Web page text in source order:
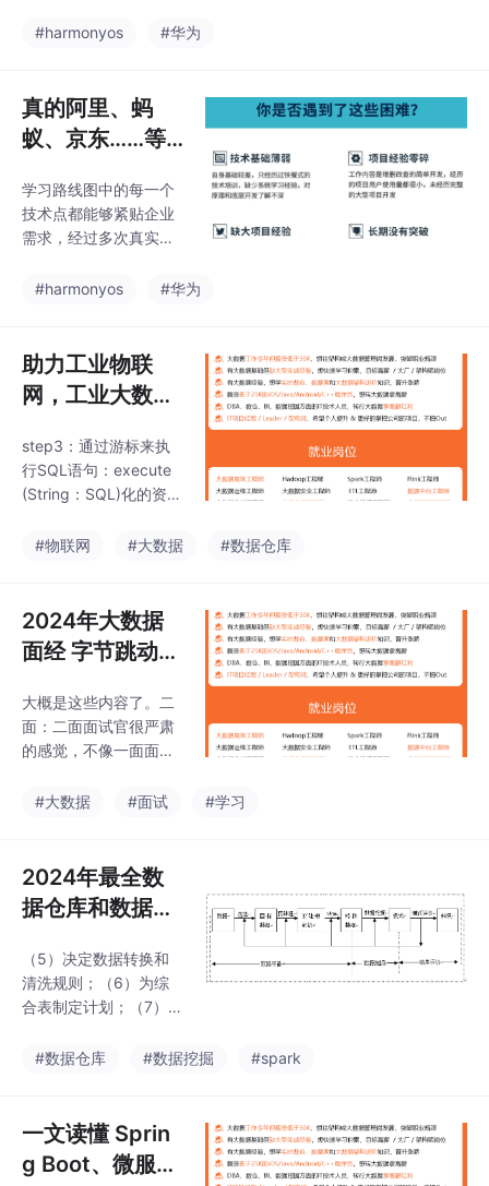
真心话
会自动检测正确的图像
项时，可将给createPix
elMap传入的Decoding
Options 设置为null。最
的去学习提升鸿蒙 (Har
mony OS) 开发技术，
小编连夜整理了一份30
完成时需要传入isFinal
#harmonyos #华为
真的阿里、蚂
蚁、京东……等
招聘鸿蒙开发
了，薪资基本都
学习路线图中的每一个
技术点都能够紧贴企业
需求，经过多次真实实
一个项目，都是码牛课
注重对学生的细致教
学，每一步都确保学生
能够真正理解和掌握。
鸿蒙内核开发的应用，
比如一次开发多端部
署、自由流转、元服
方位的学习内容让学生
解并应用鸿蒙的核心技
术和理念。不过，从招
#harmonyos #华为
助力工业物联
网，工业大数据
WS层构建【十
二】_工业数据
step3：通过游标来执
行SQL语句：execute
(String：SQL)化的资料
取：vip204888 （备注
的连接？step1： 先构
建服务端的远程连接。s
tep2：基于这个连接构
务将业务划分主题域及
主题。：明确每个业务
主题对应的维度关系。
信息？：明确所有原生
#物联网 #大数据 #数据仓库
2024年大数据
面经 字节跳动
大数据开发面经
(2)，view事件
大概是这些内容了。二
面：二面面试官很严肃
的感觉，不像一面面试
就聊下项目项目中kafk
有用户ID，时间戳，ur
l，用mapreduce如何给
出每天每个站点的访问
出现什么问题？我这里
答了会出现数据倾斜，
然后问如何解决数据库
锁了解哪些，说说应用
PHTTP状
#大数据 #面试 #学习
2024年最全数
据仓库和数据挖
数据仓库与数据
挖掘
（5）决定数据转换和
清洗规则；（6）为综
合表制定计划；（7）组
工具；（8）为所有的
转换和装载；（10）事
实表的抽取、转换和装
载。**、数据装载方式
#数据仓库 #数据挖掘 #spark
一文读懂 Sprin
g Boot、微服务